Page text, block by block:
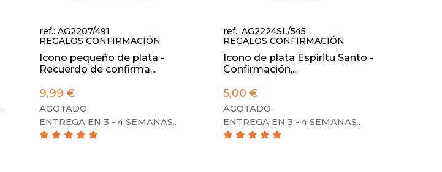
.
ref.: AG2207/491
REGALOS CONFIRMACIÓN
Icono pequeño de plata -
Recuerdo de confirma...
9,99 €
AGOTADO.
ENTREGA EN 3 - 4 SEMANAS..
ref.: AG2224SL/545
REGALOS CONFIRMACIÓN
Icono de plata Espíritu Santo -
Confirmación,...
5,00 €
AGOTADO.
ENTREGA EN 3 - 4 SEMANAS..